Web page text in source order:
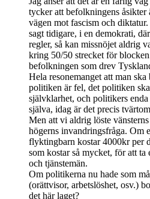
tycker att befolkningens
vägen mot fascism och
sagt tidigare, i en demokrati,
regler, så kan missnöjet aldrig
kring 50/50 strecket för
befolkningen som drev
Hela resonemanget att man ska
politiken är fel, det politiken
självklarhet, och politikers
själva, idag är det precis
Men att vi aldrig löste
högerns invandringsfråga. Om
flyktingbarn kostar 4000kr per
som kostar så mycket, för att
och tjänstemän.
Om politikerna nu hade som
(orättvisor, arbetslöshet, osv.)
det här laget?